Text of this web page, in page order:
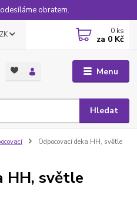
obratem.
Menu
Hledat
0 ks
za 0 Kč
Odpocovací deka HH, světle
HH, světle